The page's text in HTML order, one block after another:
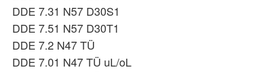
DDE 7.31 N57 D30S1
DDE 7.51 N57 D30T1
DDE 7.2 N47 TÜ
DDE 7.01 N47 TÜ uL/oL